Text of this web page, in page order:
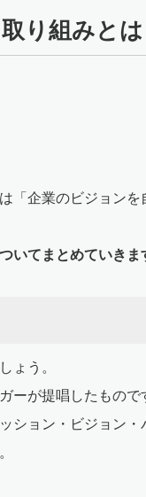
り組みとは
「企業のビジョン
てまとめていきま
ょう。
ーが提唱したもので
ション・ビジョン